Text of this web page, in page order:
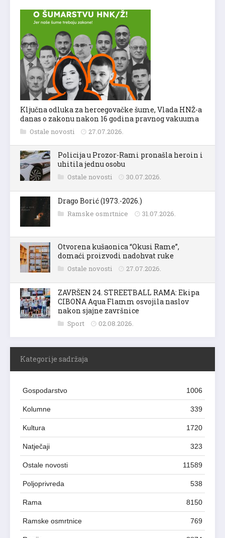
Ključna odluka za hercegovačke šume, Vlada HNŽ-a
danas o zakonu nakon 16 godina pravnog vakuuma
Ostale novosti 27.07.2026.
Policija u Prozor-Rami pronašla heroin i
uhitila jednu osobu
Ostale novosti 30.07.2026.
Drago Borić (1973.-2026.)
Ramske osmrtnice 31.07.2026.
Otvorena kušaonica “Okusi Rame”,
domaći proizvodi nadohvat ruke
Ostale novosti 27.07.2026.
ZAVRŠEN 24. STREETBALL RAMA: Ekipa
CIBONA Aqua Flamm osvojila naslov
nakon sjajne završnice
Sport 02.08.2026.
Kategorije sadržaja
Gospodarstvo 1006
Kolumne 339
Kultura 1720
Natječaji 323
Ostale novosti 11589
Poljoprivreda 538
Rama 8150
Ramske osmrtnice 769